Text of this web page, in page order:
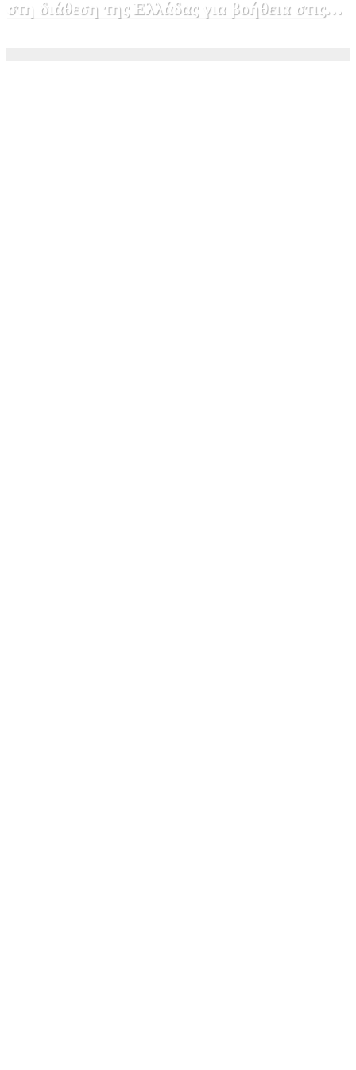
στη διάθεση της Ελλάδας για βοήθεια στις